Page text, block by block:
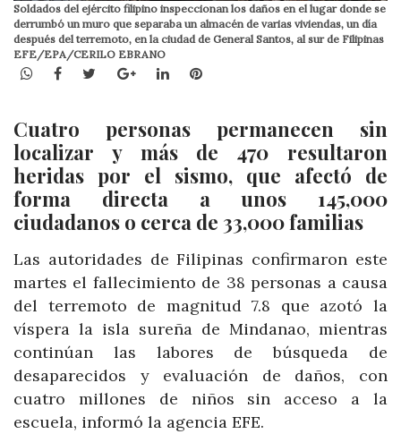
Soldados del ejército filipino inspeccionan los daños en el lugar donde se
derrumbó un muro que separaba un almacén de varias viviendas, un día
después del terremoto, en la ciudad de General Santos, al sur de Filipinas
EFE/EPA/CERILO EBRANO
WhatsApp
Facebook
TwitterGoogle+LinkedInPinterest
Cuatro personas permanecen sin
localizar y más de 470 resultaron
heridas por el sismo, que afectó de
forma directa a unos 145,000
ciudadanos o cerca de 33,000 familias
Las autoridades de Filipinas confirmaron este
martes el fallecimiento de 38 personas a causa
del terremoto de magnitud 7.8 que azotó la
víspera la isla sureña de Mindanao, mientras
continúan las labores de búsqueda de
desaparecidos y evaluación de daños, con
cuatro millones de niños sin acceso a la
escuela, informó la agencia EFE.